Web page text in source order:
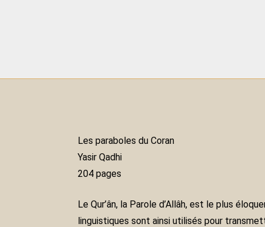
Les paraboles du Coran
Yasir Qadhi
204 pages
Le Qur’ân, la Parole d’Allâh, est le plus
linguistiques sont ainsi utilisés pour